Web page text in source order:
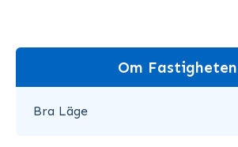
Om Fastigheten
Bra Läge